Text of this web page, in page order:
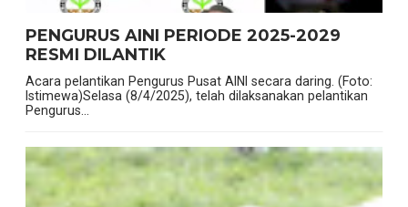
PENGURUS AINI PERIODE 2025-2029
RESMI DILANTIK
Acara pelantikan Pengurus Pusat AINI secara daring. (Foto:
Istimewa)Selasa (8/4/2025), telah dilaksanakan pelantikan
Pengurus...